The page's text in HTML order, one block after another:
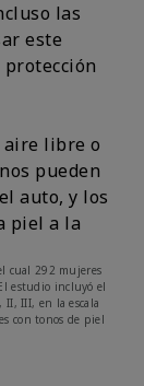
las
este
libre o
pueden
auto, y los
piel a la
cual 292 mujeres
estudio incluyó el
II, III, en la escala
con tonos de piel